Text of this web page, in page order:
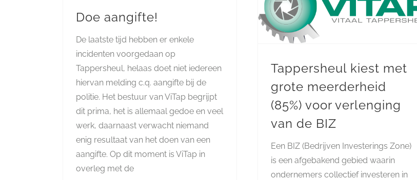
Doe aangifte!
De laatste tijd hebben er enkele
incidenten voorgedaan op
Tappersheul, helaas doet niet iedereen
hiervan melding c.q. aangifte bij de
politie. Het bestuur van ViTap begrijpt
dit prima, het is allemaal gedoe en veel
werk, daarnaast verwacht niemand
enig resultaat van het doen van een
aangifte. Op dit moment is ViTap in
overleg met de
Tappersheul kiest met
grote meerderheid
(85%) voor verlenging
van de BIZ
Een BIZ (Bedrijven Investerings Zone)
is een afgebakend gebied waarin
ondernemers collectief investeren in